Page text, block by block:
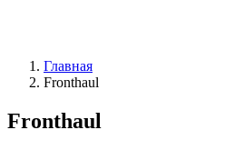
Главная
Fronthaul
Fronthaul